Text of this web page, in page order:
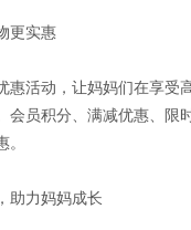
更实惠
惠活动，让妈妈们在享受
会员积分、满减优惠、限
助力妈妈成长